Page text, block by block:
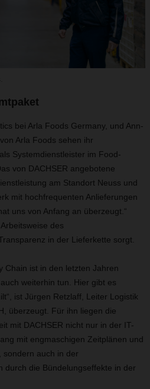
bei Arla Foods Germany, und Ann-
Arla Foods sehen ihr
Systemdienstleister im Food-
von DACHSER angebotene
am Standort Neuss und
mit hochfrequenten Anlieferungen
uns von Anfang an überzeugt.“
des
in der Lieferkette sorgt.
Chain ist in den letzten Jahren
weiterhin tun. Hier gibt es
ist Jürgen Retzlaff, Leiter Logistik
überzeugt. Für ihn liegen die
mit DACHSER nicht nur in der IT-
mit engmaschigen Zeitplänen und
sondern auch in der
durch die Bündelungseffekte in der